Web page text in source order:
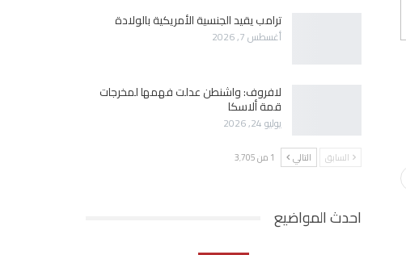
ترامب يقيد الجنسية الأمريكية بالولادة
أغسطس 7, 2026
لافروف: واشنطن عدلت فهمها لمخرجات
قمة ألاسكا
يوليو 24, 2026
السابق التالي 1 من 3٬705
احدث المواضيع